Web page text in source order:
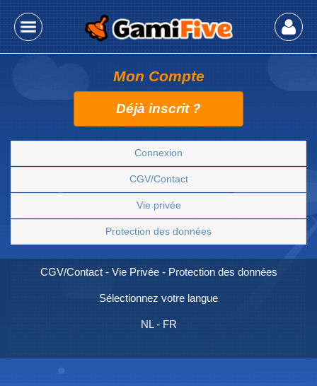
Mon Compte
Déjà inscrit ?
Connexion
CGV/Contact
Vie privée
Protection des données
CGV/Contact- Vie Privée- Protection des données
Sélectionnez votre langue
NL- FR